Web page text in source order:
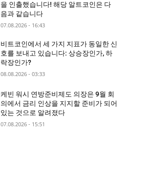
을 인출했습니다! 해당 알트코인은 다
음과 같습니다
07.08.2026 - 16:43
비트코인에서 세 가지 지표가 동일한 신
호를 보내고 있습니다: 상승장인가, 하
락장인가?
08.08.2026 - 03:33
케빈 워시 연방준비제도 의장은 9월 회
의에서 금리 인상을 지지할 준비가 되어
있는 것으로 알려졌다
07.08.2026 - 15:51